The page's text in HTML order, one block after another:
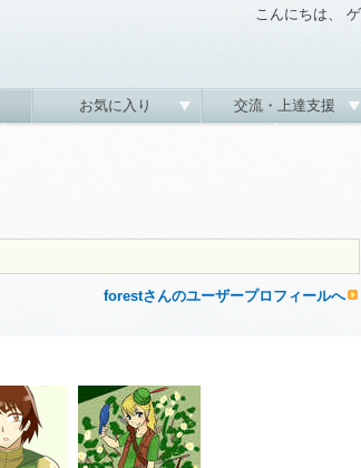
こんにちは、
お気に入り 交流・上達支援
forestさんのユーザープロフィールへ